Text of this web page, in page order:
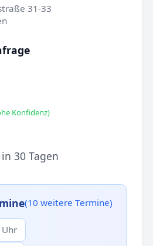
31-33
Konfidenz)
30 Tagen
(10 weitere Termine)
Uhr